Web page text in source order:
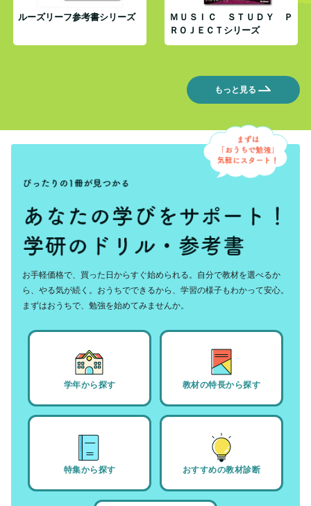
ルーズリーフ参考書シリーズ
ＭＵＳＩＣ ＳＴＵＤＹ Ｐ
ＲＯＪＥＣＴシリーズ
もっと見る
お手軽価格で、買った日からすぐ始められる。自分で教材を選べるか
ら、やる気が続く。おうちでできるから、学習の様子もわかって安心。
まずはおうちで、勉強を始めてみませんか。
学年から探す 教材の特長から探す
特集から探す おすすめの教材診断